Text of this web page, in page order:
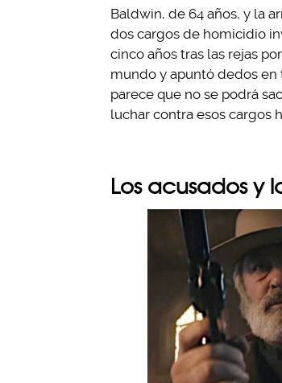
Baldwin, de 64 años, y la
dos cargos de homicidio
cinco años tras las rejas
mundo y apuntó dedos
parece que no se podrá
luchar contra esos cargos
Los acusados y